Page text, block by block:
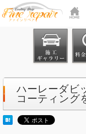
ハーレーダビ
コーティング